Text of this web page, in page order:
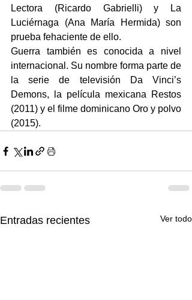
Lectora (Ricardo Gabrielli) y La
Luciérnaga (Ana María Hermida) son
prueba fehaciente de ello.
Guerra también es conocida a nivel
internacional. Su nombre forma parte de
la serie de televisión Da Vinci’s
Demons, la película mexicana Restos
(2011) y el filme dominicano Oro y polvo
(2015).
Entradas recientes Ver todo